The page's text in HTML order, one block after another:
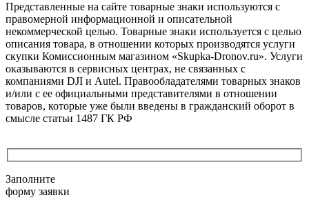
Представленные на сайте товарные знаки используются с
правомерной информационной и описательной
некоммерческой целью. Товарные знаки используется с целью
описания товара, в отношении которых производятся услуги
скупки Комиссионным магазином «Skupka-Dronov.ru». Услуги
оказываются в сервисных центрах, не связанных с
компаниями DJI и Autel. Правообладателями товарных знаков
и/или с ее официальными представителями в отношении
товаров, которые уже были введены в гражданский оборот в
смысле статьи 1487 ГК РФ
Заполните
форму заявки